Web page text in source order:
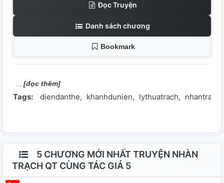
Đọc Truyện
Danh sách chương
Bookmark
[đọc thêm]
Tags: diendanthe khanhdunien lythuatrach nhantrach
5 CHƯƠNG MỚI NHẤT TRUYỆN NHÀN
TRẠCH QT CÙNG TÁC GIẢ 5